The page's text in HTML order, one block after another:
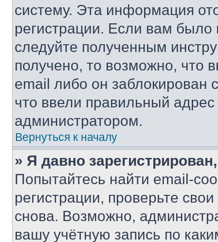
систему. Эта информация
регистрации. Если вам
следуйте полученным
получено, то возможно, что
email либо он
что ввели правильный адрес
администратором.
Вернуться к началу
» Я давно
Попытайтесь найти email-
регистрации, проверьте
снова. Возможно,
вашу учётную запись по